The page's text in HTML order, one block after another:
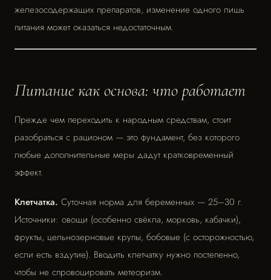
железосодержащих препаратов, изменение одного лишь
питания может оказаться недостаточным.
Питание как основа: что работает
Прежде чем переходить к народным средствам, стоит
разобраться с рационом — это фундамент, без которого
любые дополнительные меры дадут кратковременный
эффект.
Клетчатка. Суточная норма для беременных — 25–30 г.
Источники: овощи (особенно свёкла, морковь, кабачки),
фрукты, цельнозерновые крупы, бобовые (с осторожностью,
если есть вздутие). Вводить клетчатку нужно постепенно,
чтобы не спровоцировать метеоризм.